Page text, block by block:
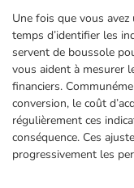
Une fois que vous avez
temps d’identifier les
servent de boussole
vous aident à mesurer
financiers.
conversion, le coût
régulièrement ces
conséquence. Ces
progressivement les